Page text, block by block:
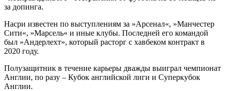
за допинга.
Насри известен по выступлениям за »Арсенал«, »Манчестер
Сити«, »Марсель« и иные клубы. Последней его командой
был »Андерлехт», который расторг с хавбеком контракт в
2020 году.
Полузащитник в течение карьеры дважды выиграл чемпионат
Англии, по разу – Кубок английской лиги и Суперкубок
Англии.